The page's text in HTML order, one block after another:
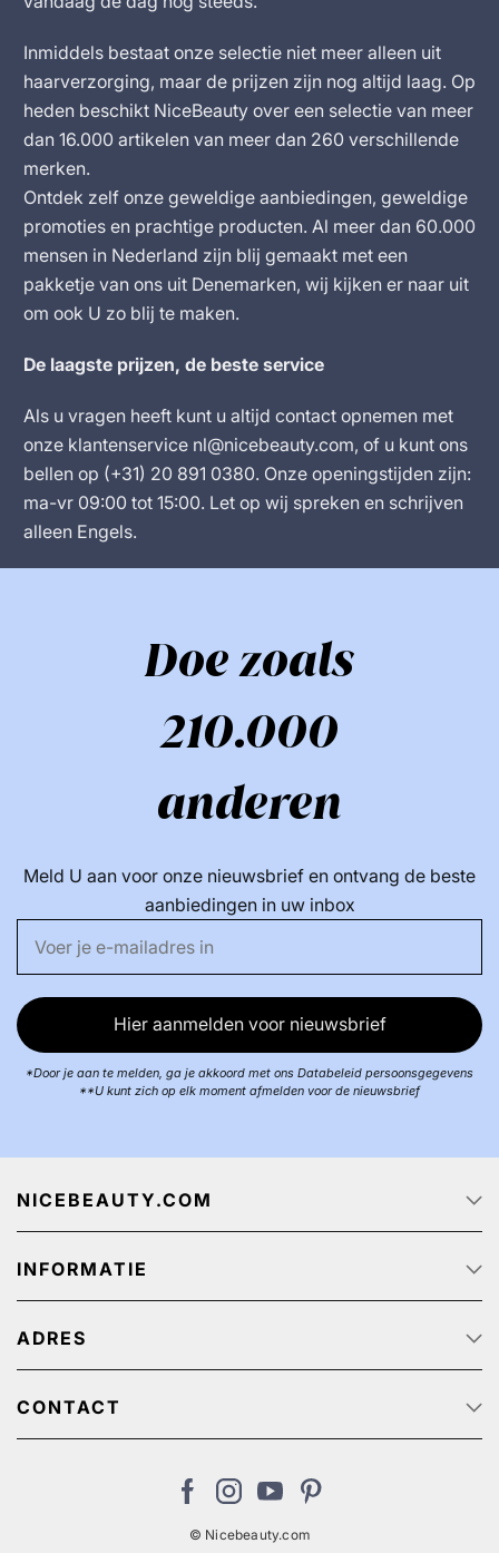
Inmiddels bestaat onze selectie niet meer alleen uit
haarverzorging, maar de prijzen zijn nog altijd laag. Op
heden beschikt NiceBeauty over een selectie van meer
dan 16.000 artikelen van meer dan 260 verschillende
merken.
Ontdek zelf onze geweldige aanbiedingen, geweldige
promoties en prachtige producten. Al meer dan 60.000
mensen in Nederland zijn blij gemaakt met een
pakketje van ons uit Denemarken, wij kijken er naar uit
om ook U zo blij te maken.
De laagste prijzen, de beste service
Als u vragen heeft kunt u altijd contact opnemen met
onze klantenservice nl@nicebeauty.com, of u kunt ons
bellen op (+31) 20 891 0380. Onze openingstijden zijn:
ma-vr 09:00 tot 15:00. Let op wij spreken en schrijven
alleen Engels.
Doe zoals
210.000
anderen
Meld U aan voor onze nieuwsbrief en ontvang de beste
aanbiedingen in uw inbox
Hier aanmelden voor nieuwsbrief
*Door je aan te melden, ga je akkoord met ons Databeleid persoonsgegevens
**U kunt zich op elk moment afmelden voor de nieuwsbrief
NICEBEAUTY.COM
Startpagina
Over ons
Track & Trace
Reclame aanbiedingen
INFORMATIE
Klantenservice - Q & A
Privacy beleid
Algemene Voorwaarden
Retour
ADRES
NiceBeauty ApS
Stærevej 2,
6705 Esbjerg, Denmark
CONTACT
Klantenservice: (+31) 20 891 0380 (We speak English)
© Nicebeauty.com